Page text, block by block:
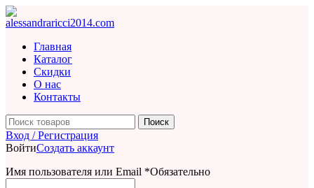
Главная
Каталог
Скидки
О нас
Контакты
Поиск
Вход / Регистрация
ВойтиСоздать аккаунт
Имя пользователя или Email *Обязательно